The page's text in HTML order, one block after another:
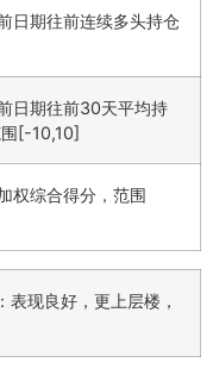
日期往前连续多头持仓
日期往前30天平均持
[-10,10]
权综合得分，范围
现良好，更上层楼，